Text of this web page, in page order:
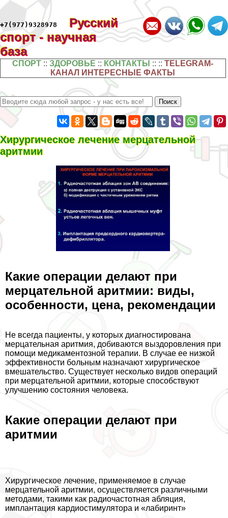
+7(977)9328978
Русский
спорт - научная
база
СПОРТ ::ЗДОРОВЬЕ :: КОНТАКТЫ :: ::TELEGRAM-
КАНАЛ ИНТЕРЕСНЫЕ ФАКТЫ
Хирургическое лечение мерцательной
аритмии
Какие операции делают при
мерцательной аритмии: виды,
особенности, цена, рекомендации
Не всегда пациенты, у которых диагностирована
мерцательная аритмия, добиваются выздоровления при
помощи медикаментозной терапии. В случае ее низкой
эффективности больным назначают хирургическое
вмешательство. Существует несколько видов операций
при мерцательной аритмии, которые способствуют
улучшению состояния человека.
Какие операции делают при
аритмии
Хирургическое лечение, применяемое в случае
мерцательной аритмии, осуществляется различными
методами, такими как радиочастотная абляция,
имплантация кардиостимулятора и «лабиринт»